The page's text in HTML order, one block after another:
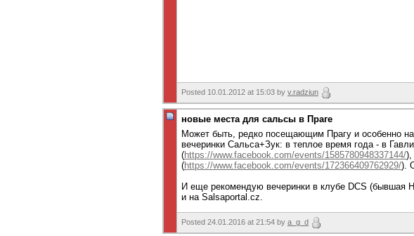
Posted 10.01.2012 at 15:03 by v.radziun
новые места для сальсы в Праге
Может быть, редко посещающим Прагу и особенно
вечеринки Сальса+Зук: в теплое время года - в
(https://www.facebook.com/events/1585780948337144/),
(https://www.facebook.com/events/172366409762929/).
И еще рекомендую вечеринки в клубе DCS (бывшая
и на Salsaportal.cz.
Posted 24.01.2016 at 21:54 by a_g_d